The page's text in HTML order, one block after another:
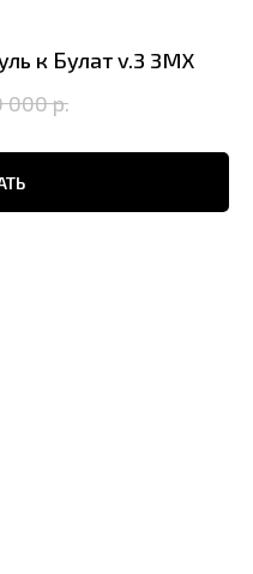
к Булат v.3 3MX
000р.